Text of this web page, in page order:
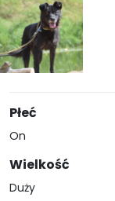
Płeć
On
Wielkość
Duży